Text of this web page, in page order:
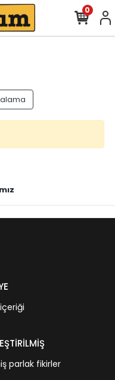
0
parlak fikirler